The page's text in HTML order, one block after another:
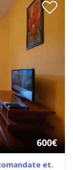
600€
et.